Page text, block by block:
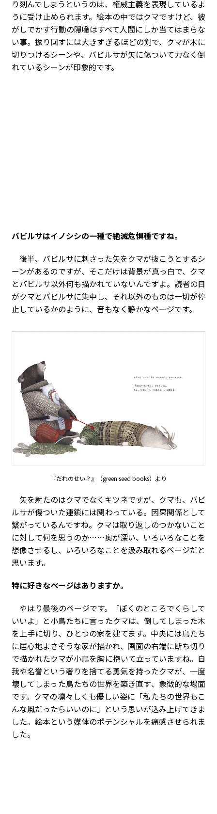
り刻んでしまうというのは、権威主義を表現しているよ
うに受け止められます。絵本の中ではクマですけど、彼
がしでかす行動の隠喩はすべて人間にしか当てはまらな
い事。振り回すには大きすぎるほどの剣で、クマが木に
切りつけるシーンや、バビルサが矢に傷ついて力なく倒
れているシーンが印象的です。
――バビルサはイノシシの一種で絶滅危惧種ですね。
後半、バビルサに刺さった矢をクマが抜こうとするシ
ーンがあるのですが、そこだけは背景が真っ白で、クマ
とバビルサ以外何も描かれていないんですよ。読者の目
がクマとバビルサに集中し、それ以外のものは一切が停
止しているかのように、音もなく静かなページです。
『だれのせい？』（green seed books）より
矢を射たのはクマでなくキツネですが、クマも、バビ
ルサが傷ついた連鎖には関わっている。因果関係として
繋がっているんですね。クマは取り返しのつかないこと
に対して何を思うのか……奥が深い、いろいろなことを
想像させるし、いろいろなことを汲み取れるページだと
思います。
――特に好きなページはありますか。
やはり最後のページです。「ぼくのところでくらして
いいよ」と小鳥たちに言ったクマは、倒してしまった木
を上手に切り、ひとつの家を建てます。中央には鳥たち
に居心地よさそうな家が描かれ、画面の右端に断ち切り
で描かれたクマが小鳥を胸に抱いて立っていますね。自
我や名誉という奢りを捨てる勇気を持ったクマが、一度
壊してしまった鳥たちの世界を築き直す、象徴的な場面
です。クマの凛々しくも優しい姿に「私たちの世界もこ
んな風だったらいいのに」という思いが込み上げてきま
した。絵本という媒体のポテンシャルを痛感させられま
した。